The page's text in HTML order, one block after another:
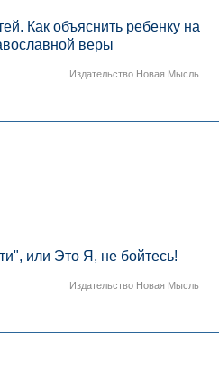
Как объяснить ребенку на
веры
Издательство Новая Мысль
или Это Я, не бойтесь!
Издательство Новая Мысль